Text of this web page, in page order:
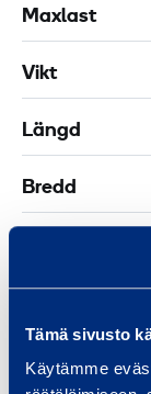
Tämä sivusto
Käytämme
Maxlast
Vikt
Längd
Bredd